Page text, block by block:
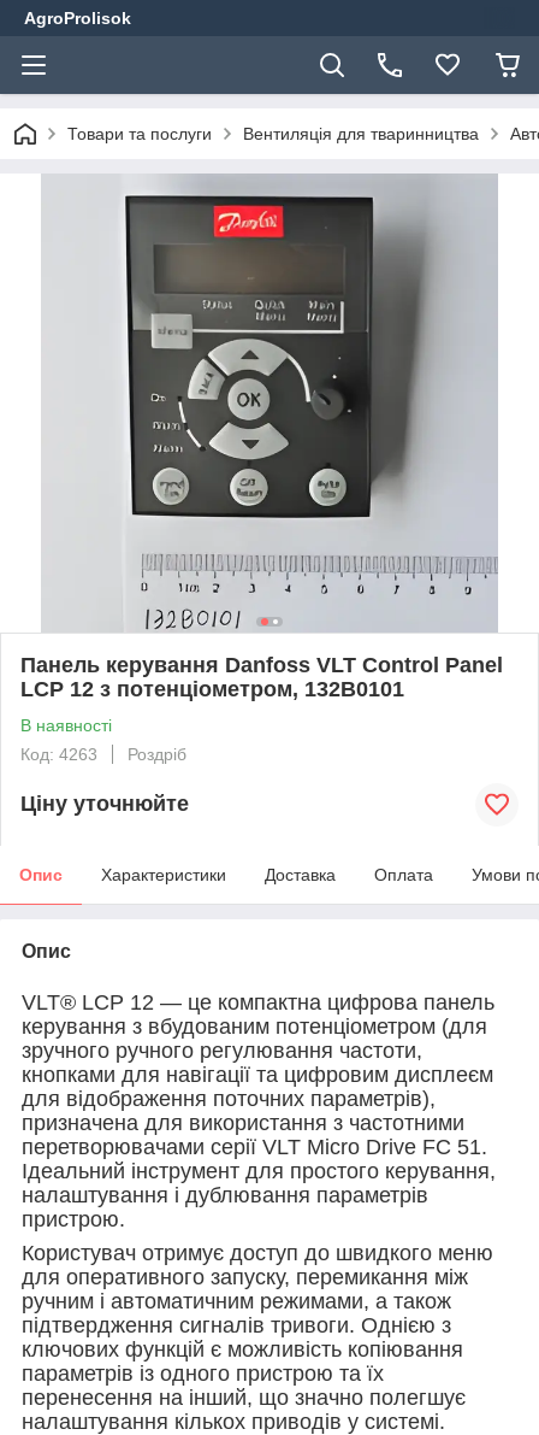
AgroProlisok
Товари та послуги Вентиляція для тваринництва
Панель керування Danfoss VLT Control Panel
LCP 12 з потенціометром, 132B0101
В наявності
Код: 4263
Роздріб
Ціну уточнюйте
Опис Характеристики Доставка Оплата Умови
Опис
VLT® LCP 12 — це компактна цифрова панель
керування з вбудованим потенціометром (для
зручного ручного регулювання частоти,
кнопками для навігації та цифровим дисплеєм
для відображення поточних параметрів),
призначена для використання з частотними
перетворювачами серії VLT Micro Drive FC 51.
Ідеальний інструмент для простого керування,
налаштування і дублювання параметрів
пристрою.
Користувач отримує доступ до швидкого меню
для оперативного запуску, перемикання між
ручним і автоматичним режимами, а також
підтвердження сигналів тривоги. Однією з
ключових функцій є можливість копіювання
параметрів із одного пристрою та їх
перенесення на інший, що значно полегшує
налаштування кількох приводів у системі.